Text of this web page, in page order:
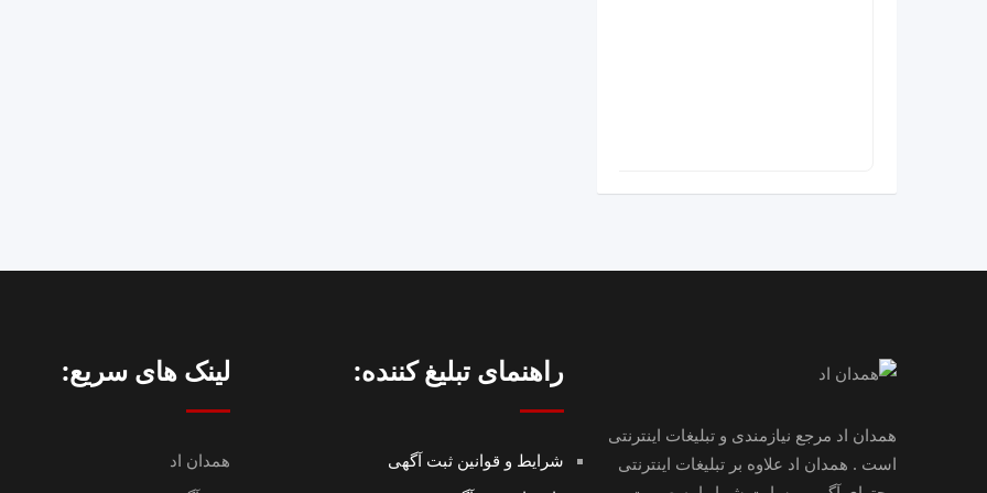
همدان اد مرجع نیازمندی و تبلیغات اینترنتی
است . همدان اد علاوه بر تبلیغات اینترنتی
راهنمای تبلیغ کننده:
شرایط و قوانین ثبت آگهی
لینک های سریع:
همدان اد